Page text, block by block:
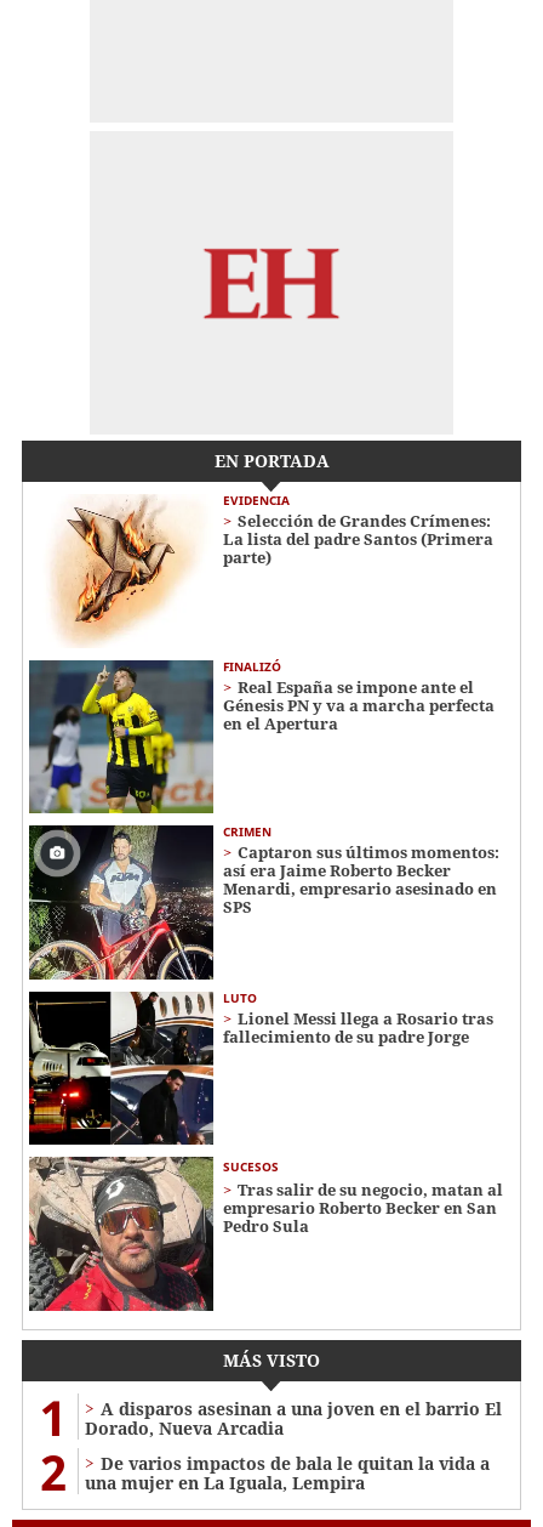
EN PORTADA
EVIDENCIA
Selección de Grandes Crímenes:
La lista del padre Santos (Primera
parte)
FINALIZÓ
Real España se impone ante el
Génesis PN y va a marcha perfecta
en el Apertura
CRIMEN
Captaron sus últimos momentos:
así era Jaime Roberto Becker
Menardi​​​, empresario asesinado en
SPS
LUTO
Lionel Messi llega a Rosario tras
fallecimiento de su padre Jorge
SUCESOS
Tras salir de su negocio, matan al
empresario Roberto Becker en San
Pedro Sula
MÁS VISTO
1
A disparos asesinan a una joven en el barrio El
Dorado, Nueva Arcadia
2
De varios impactos de bala le quitan la vida a
una mujer en La Iguala, Lempira